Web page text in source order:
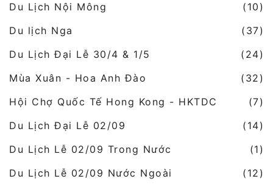
Du Lịch Nội Mông
(10)
Du lịch Nga
(37)
Du Lịch Đại Lễ 30/4 & 1/5
(24)
Mùa Xuân - Hoa Anh Đào
(32)
Hội Chợ Quốc Tế Hong Kong - HKTDC
(7)
Du Lịch Đại Lễ 02/09
(14)
Du Lịch Lễ 02/09 Trong Nước
(1)
Du Lịch Lễ 02/09 Nước Ngoài
(12)